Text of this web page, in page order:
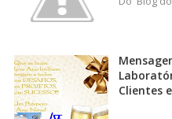
Clientes